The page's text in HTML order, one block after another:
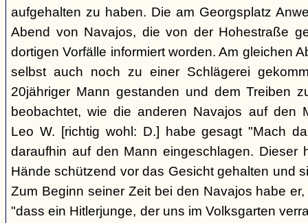
aufgehalten zu haben. Die am Georgsplatz
Abend von Navajos, die von der Hohestraße
dortigen Vorfälle informiert worden. Am gleichen
selbst auch noch zu einer Schlägerei
20jähriger Mann gestanden und dem Treiben
beobachtet, wie die anderen Navajos auf den
Leo W. [richtig wohl: D.] habe gesagt "Mach
daraufhin auf den Mann eingeschlagen. Dieser
Hände schützend vor das Gesicht gehalten und
Zum Beginn seiner Zeit bei den Navajos habe
"dass ein Hitlerjunge, der uns im Volksgarten